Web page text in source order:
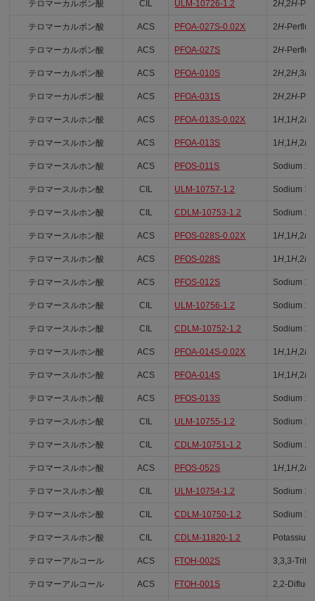
テロマーカルボン酸 CIL ULM-10726-1.2 2H ,2H-
テロマーカルボン酸 ACS PFOA-027S-0.02X 2H-
テロマーカルボン酸 ACS PFOA-027S 2H-
テロマーカルボン酸 ACS PFOA-010S 2H ,2H ,3H
テロマーカルボン酸 ACS PFOA-031S 2H ,2H-
テロマースルホン酸 ACS PFOA-013S-0.02X 1H ,1H ,2H
テロマースルホン酸 ACS PFOA-013S 1H ,1H ,2H
テロマースルホン酸 ACS PFOS-011S Sodium 1
テロマースルホン酸 CIL ULM-10757-1.2 Sodium 1
テロマースルホン酸 CIL CDLM-10753-1.2 Sodium 1
テロマースルホン酸 ACS PFOS-028S-0.02X 1H ,1H ,2H
テロマースルホン酸 ACS PFOS-028S 1H ,1H ,2H
テロマースルホン酸 ACS PFOS-012S Sodium 1
テロマースルホン酸 CIL ULM-10756-1.2 Sodium 1
テロマースルホン酸 CIL CDLM-10752-1.2 Sodium 1
テロマースルホン酸 ACS PFOA-014S-0.02X 1H ,1H ,2H
テロマースルホン酸 ACS PFOA-014S 1H ,1H ,2H
テロマースルホン酸 ACS PFOS-013S Sodium 1
テロマースルホン酸 CIL ULM-10755-1.2 Sodium 1
テロマースルホン酸 CIL CDLM-10751-1.2 Sodium 1
テロマースルホン酸 ACS PFOS-052S 1H ,1H ,2H
テロマースルホン酸 CIL ULM-10754-1.2 Sodium 1
テロマースルホン酸 CIL CDLM-10750-1.2 Sodium 1
テロマースルホン酸 CIL CDLM-11820-1.2 Potassium
テロマーアルコール ACS FTOH-002S 3,3,3-
テロマーアルコール ACS FTOH-001S 2,2-